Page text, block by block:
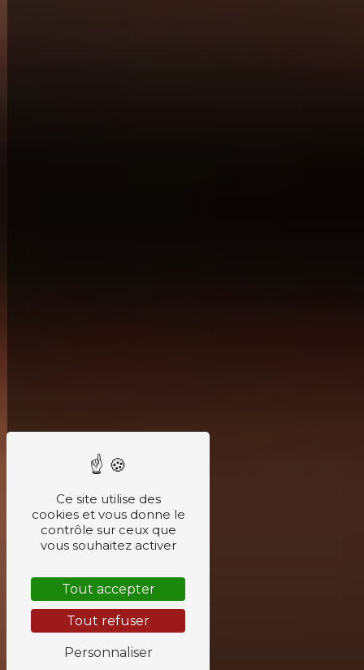
Ce site utilise des
cookies et vous donne le
contrôle sur ceux que
vous souhaitez activer
Tout accepter
Tout refuser
Personnaliser